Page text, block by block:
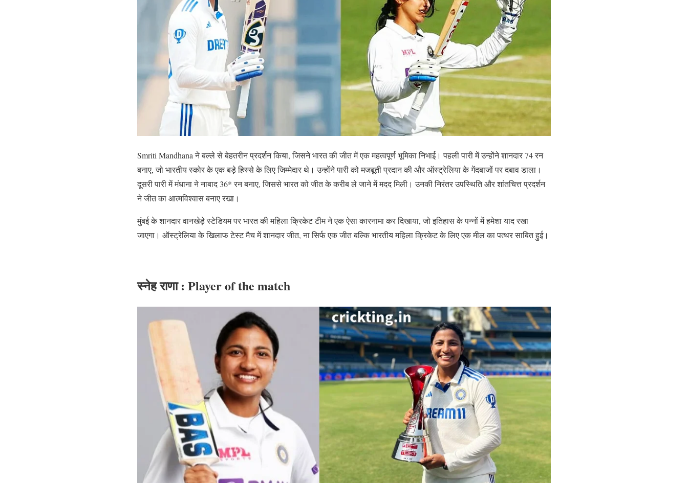
Smriti Mandhana ने बल्ले से बेहतरीन प्रदर्शन किया, जिसने भारत की जीत में एक महत्वपूर्ण भूमिका निभाई। पहली पारी में उन्होंने शानदार 74 रन
बनाए, जो भारतीय स्कोर के एक बड़े हिस्से के लिए जिम्मेदार थे। उन्होंने पारी को मजबूती प्रदान की और ऑस्ट्रेलिया के गेंदबाजों पर दबाव डाला।
दूसरी पारी में मंधाना ने नाबाद 36* रन बनाए, जिससे भारत को जीत के करीब ले जाने में मदद मिली। उनकी निरंतर उपस्थिति और शांतचित्त प्रदर्शन
ने जीत का आत्मविश्वास बनाए रखा।
मुंबई के शानदार वानखेड़े स्टेडियम पर भारत की महिला क्रिकेट टीम ने एक ऐसा कारनामा कर दिखाया, जो इतिहास के पन्नों में हमेशा याद रखा
जाएगा। ऑस्ट्रेलिया के खिलाफ टेस्ट मैच में शानदार जीत, ना सिर्फ एक जीत बल्कि भारतीय महिला क्रिकेट के लिए एक मील का पत्थर साबित हुई।
स्नेह राणा : Player of the match